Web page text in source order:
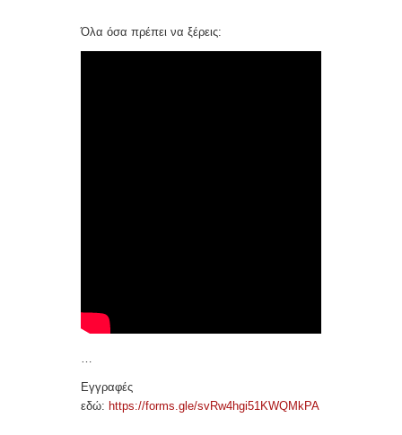
Όλα όσα πρέπει να ξέρεις:
…
Εγγραφές
εδώ: https://forms.gle/svRw4hgi51KWQMkPA